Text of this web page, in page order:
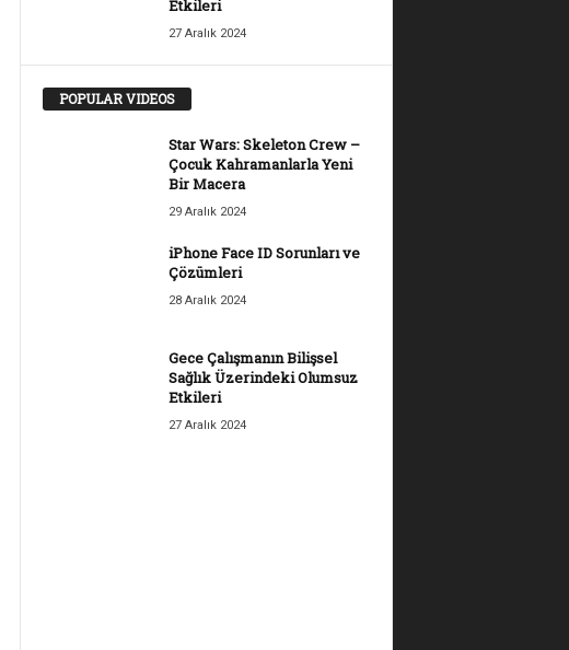
Etkileri
27 Aralık 2024
POPULAR VIDEOS
Star Wars: Skeleton Crew –
Çocuk Kahramanlarla Yeni
Bir Macera
29 Aralık 2024
iPhone Face ID Sorunları ve
Çözümleri
28 Aralık 2024
Gece Çalışmanın Bilişsel
Sağlık Üzerindeki Olumsuz
Etkileri
27 Aralık 2024